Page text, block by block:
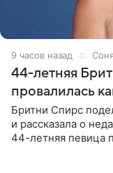
9 часов назад
44-летняя
провалилась
Бритни Спирс
и рассказала о
44-летняя певица